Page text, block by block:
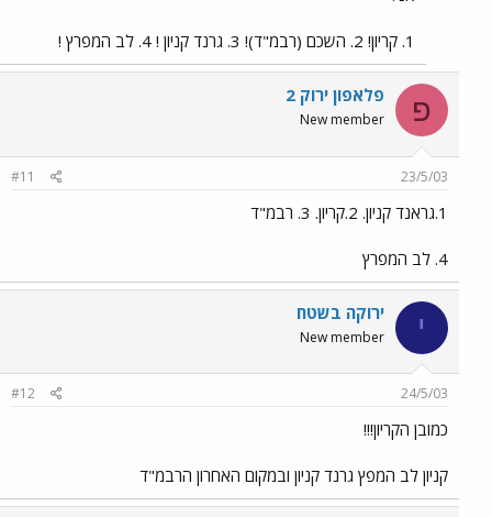
1. קריון! 2. השכם (רבמ"ד)! 3. גרנד קניון ! 4. לב המפרץ !
פ פלאפון ירוק 2
New member
23/5/03
#11
1.גראנד קניון. 2.קריון. 3. רבמ"ד
4. לב המפרץ
י ירוקה בשטח
New member
24/5/03
#12
כמובן הקריון!!!
קניון לב המפץ גרנד קניון ובמקום האחרון הרבמ"ד